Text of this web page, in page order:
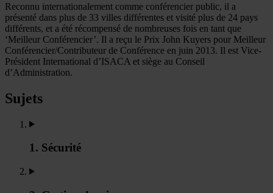
Reconnu internationalement comme conférencier public, il a
présenté dans plus de 33 villes différentes et visité plus de 24 pays
différents, et a été récompensé de nombreuses fois en tant que
‘Meilleur Conférencier’. Il a reçu le Prix John Kuyers pour Meilleur
Conférencier/Contributeur de Conférence en juin 2013. Il est Vice-
Président International d’ISACA et siège au Conseil
d’Administration.
Sujets
1. Sécurité